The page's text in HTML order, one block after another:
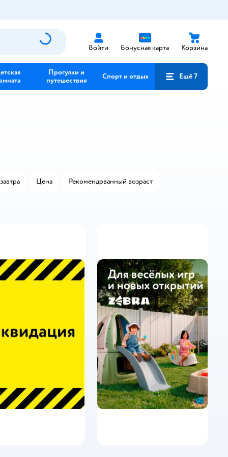
Войти Бонусная карта Корзина
Прогулки и
путешествия
Спорт и отдых Ещё 7
Цена Рекомендованный возраст